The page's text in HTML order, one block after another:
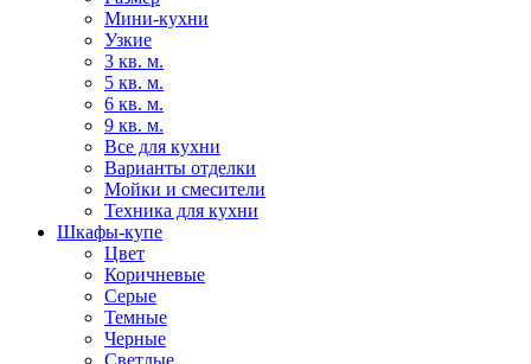
Мини-кухни
Узкие
3 кв. м.
5 кв. м.
6 кв. м.
9 кв. м.
Все для кухни
Варианты отделки
Мойки и смесители
Техника для кухни
Шкафы-купе
Цвет
Коричневые
Серые
Темные
Черные
Светлые